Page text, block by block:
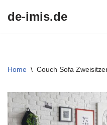
de-imis.de
Home \ Couch Sofa